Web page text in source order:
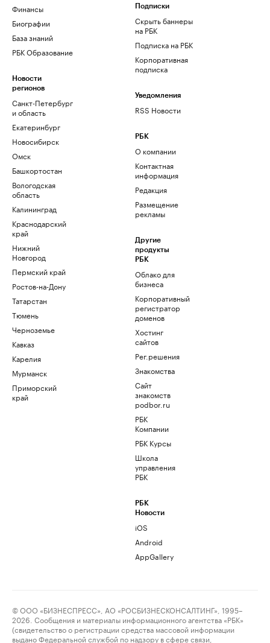
Финансы
Биографии
База знаний
РБК Образование
Новости
регионов
Санкт-Петербург
и область
Екатеринбург
Новосибирск
Омск
Башкортостан
Вологодская
область
Калининград
Краснодарский
край
Нижний
Новгород
Пермский край
Ростов-на-Дону
Татарстан
Тюмень
Черноземье
Кавказ
Карелия
Мурманск
Приморский
край
Подписки
Скрыть баннеры
на РБК
Подписка на РБК
Корпоративная
подписка
Уведомления
RSS Новости
РБК
О компании
Контактная
информация
Редакция
Размещение
рекламы
Другие
продукты
РБК
Облако для
бизнеса
Корпоративный
регистратор
доменов
Хостинг
сайтов
Рег.решения
Знакомства
Сайт
знакомств
podbor.ru
РБК
Компании
РБК Курсы
Школа
управления
РБК
РБК
Новости
iOS
Android
AppGallery
© ООО «БИЗНЕСПРЕСС», АО «РОСБИЗНЕСКОНСАЛТИНГ», 1995–
2026. Сообщения и материалы информационного агентства «РБК»
(свидетельство о регистрации средства массовой информации
выдано Федеральной службой по надзору в сфере связи,